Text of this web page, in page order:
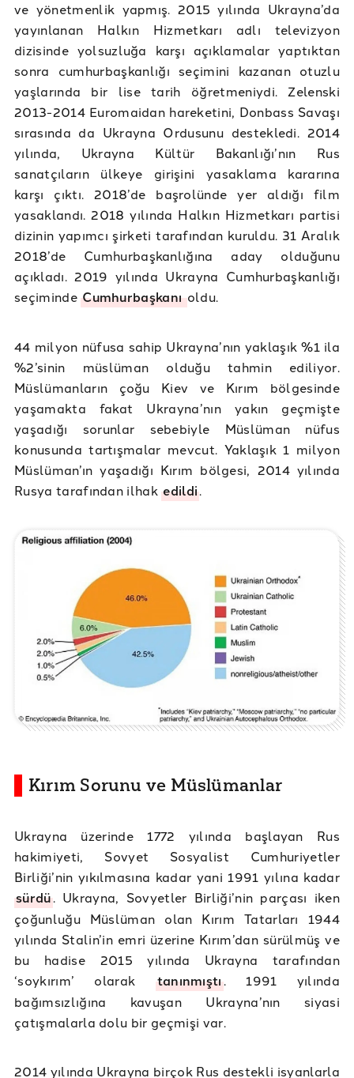
ve yönetmenlik yapmış. 2015 yılında Ukrayna’da
yayınlanan Halkın Hizmetkarı adlı televizyon
dizisinde yolsuzluğa karşı açıklamalar yaptıktan
sonra cumhurbaşkanlığı seçimini kazanan otuzlu
yaşlarında bir lise tarih öğretmeniydi. Zelenski
2013-2014 Euromaidan hareketini, Donbass Savaşı
sırasında da Ukrayna Ordusunu destekledi. 2014
yılında, Ukrayna Kültür Bakanlığı’nın Rus
sanatçıların ülkeye girişini yasaklama kararına
karşı çıktı. 2018’de başrolünde yer aldığı film
yasaklandı. 2018 yılında Halkın Hizmetkarı partisi
dizinin yapımcı şirketi tarafından kuruldu. 31 Aralık
2018’de Cumhurbaşkanlığına aday olduğunu
açıkladı. 2019 yılında Ukrayna Cumhurbaşkanlığı
seçimindeCumhurbaşkanıoldu.
44 milyon nüfusa sahip Ukrayna’nın yaklaşık %1 ila
%2’sinin müslüman olduğu tahmin ediliyor.
Müslümanların çoğu Kiev ve Kırım bölgesinde
yaşamakta fakat Ukrayna’nın yakın geçmişte
yaşadığı sorunlar sebebiyle Müslüman nüfus
konusunda tartışmalar mevcut. Yaklaşık 1 milyon
Müslüman’ın yaşadığı Kırım bölgesi, 2014 yılında
Rusya tarafından ilhakedildi.
Kırım Sorunu ve Müslümanlar
Ukrayna üzerinde 1772 yılında başlayan Rus
hakimiyeti, Sovyet Sosyalist Cumhuriyetler
Birliği’nin yıkılmasına kadar yani 1991 yılına kadar
sürdü. Ukrayna, Sovyetler Birliği’nin parçası iken
çoğunluğu Müslüman olan Kırım Tatarları 1944
yılında Stalin’in emri üzerine Kırım’dan sürülmüş ve
bu hadise 2015 yılında Ukrayna tarafından
‘soykırım’ olarak tanınmıştı. 1991 yılında
bağımsızlığına kavuşan Ukrayna’nın siyasi
çatışmalarla dolu bir geçmişi var.
2014 yılında Ukrayna birçok Rus destekli isyanlarla